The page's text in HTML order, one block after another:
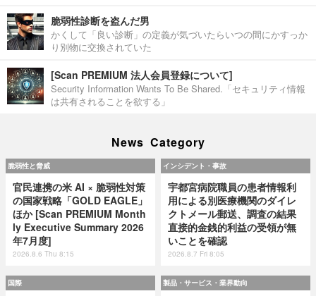
脆弱性診断を盗んだ男
かくして「良い診断」の定義が気づいたらいつの間にかすっか
り別物に交換されていた
[Scan PREMIUM 法人会員登録について]
Security Information Wants To Be Shared.「セキュリティ情報
は共有されることを欲する」
News Category
脆弱性と脅威
官民連携の米 AI × 脆弱性対策
の国家戦略「GOLD EAGLE」
ほか [Scan PREMIUM Month
ly Executive Summary 2026
年7月度]
2026.8.6 Thu 8:15
インシデント・事故
宇都宮病院職員の患者情報利
用による別医療機関のダイレ
クトメール郵送、調査の結果
直接的金銭的利益の受領が無
いことを確認
2026.8.7 Fri 8:05
国際 製品・サービス・業界動向